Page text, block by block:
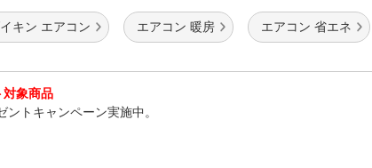
キン エアコン エアコン 暖房 エアコン 省エネ
対象商品
トキャンペーン実施中。